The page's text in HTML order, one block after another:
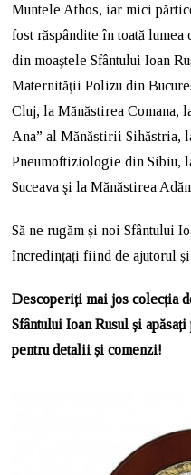
Muntele Athos, iar mici
fost răspândite în toată
din moaştele Sfântului Ioan
Maternităţii Polizu din
Cluj, la Mănăstirea Comana,
Ana” al Mănăstirii Sihăstria,
Pneumoftiziologie din Sibiu,
Suceava şi la Mănăstirea
Să ne rugăm și noi Sfântului
încredințați fiind de ajutorul
Descoperiți mai jos colecția
Sfântului Ioan Rusul și
pentru detalii și comenzi!